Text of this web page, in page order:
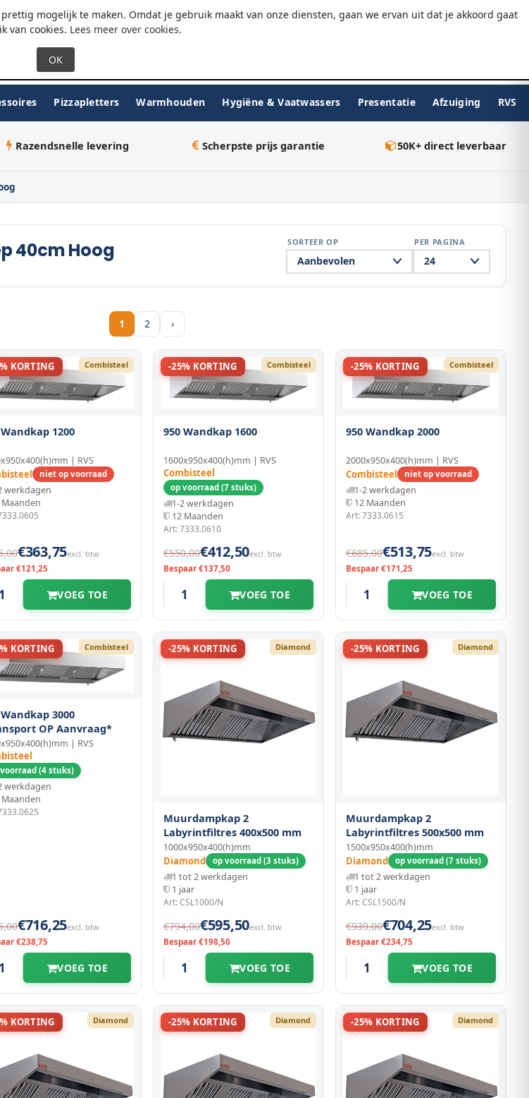
mogelijk te maken. Omdat je gebruik maakt van onze diensten, gaan we ervan uit dat je akkoord gaat
van cookies. Lees meer over cookies.
WhatsApp ★★★★★9.7/10WebwinkelKeur Gratis verzending v.a. €75
Pizzapletters Warmhouden Hygiëne & Vaatwassers Presentatie Afzuiging RVS
Razendsnelle levering Scherpste prijs garantie 50K+ direct leverbaar
40cm Hoog SORTEER OP PER PAGINA
1 2 ›
KORTING Combisteel
1200
| RVS
niet op voorraad
werkdagen
Maanden
€363,75excl. btw
€121,25
VOEG TOE
-25% KORTING Combisteel
950 Wandkap 1600
1600x950x400(h)mm | RVS
Combisteel
op voorraad (7 stuks)
1-2 werkdagen
12 Maanden
Art: 7333.0610
€550,00€412,50excl. btw
Bespaar €137,50
VOEG TOE
-25% KORTING Combisteel
950 Wandkap 2000
2000x950x400(h)mm | RVS
Combisteel niet op voorraad
1-2 werkdagen
12 Maanden
Art: 7333.0615
€685,00€513,75excl. btw
Bespaar €171,25
VOEG TOE
KORTING Combisteel
3000
OP Aanvraag*
| RVS
(4 stuks)
werkdagen
Maanden
€716,25excl. btw
€238,75
VOEG TOE
-25% KORTING Diamond
Muurdampkap 2
Labyrintfiltres 400x500 mm
1000x950x400(h)mm
Diamond op voorraad (3 stuks)
1 tot 2 werkdagen
1 jaar
Art: CSL1000/N
€794,00€595,50excl. btw
Bespaar €198,50
VOEG TOE
-25% KORTING Diamond
Muurdampkap 2
Labyrintfiltres 500x500 mm
1500x950x400(h)mm
Diamond op voorraad (7 stuks)
1 tot 2 werkdagen
1 jaar
Art: CSL1500/N
€939,00€704,25excl. btw
Bespaar €234,75
VOEG TOE
KORTING Diamond -25% KORTING Diamond -25% KORTING Diamond